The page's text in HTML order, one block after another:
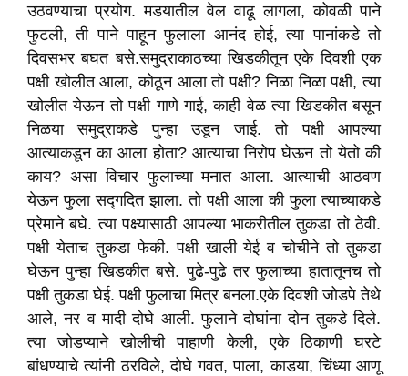
उठवण्याचा प्रयोग. मडयातील वेल वाढू लागला, कोवळी पाने
फुटली, ती पाने पाहून फुलाला आनंद होई, त्या पानांकडे तो
दिवसभर बघत बसे.समुद्राकाठच्या खिडकीतून एके दिवशी एक
पक्षी खोलीत आला, कोठून आला तो पक्षी? निळा निळा पक्षी, त्या
खोलीत येऊन तो पक्षी गाणे गाई, काही वेळ त्या खिडकीत बसून
निळया समुद्राकडे पुन्हा उडून जाई. तो पक्षी आपल्या
आत्याकडून का आला होता? आत्याचा निरोप घेऊन तो येतो की
काय? असा विचार फुलाच्या मनात आला. आत्याची आठवण
येऊन फुला सद्‍गदित झाला. तो पक्षी आला की फुला त्याच्याकडे
प्रेमाने बघे. त्या पक्ष्यासाठी आपल्या भाकरीतील तुकडा तो ठेवी.
पक्षी येताच तुकडा फेकी. पक्षी खाली येई व चोचीने तो तुकडा
घेऊन पुन्हा खिडकीत बसे. पुढे-पुढे तर फुलाच्या हातातूनच तो
पक्षी तुकडा घेई. पक्षी फुलाचा मित्र बनला.एके दिवशी जोडपे तेथे
आले, नर व मादी दोघे आली. फुलाने दोघांना दोन तुकडे दिले.
त्या जोडप्याने खोलीची पाहाणी केली, एके ठिकाणी घरटे
बांधण्याचे त्यांनी ठरविले, दोघे गवत, पाला, काडया, चिंध्या आणू